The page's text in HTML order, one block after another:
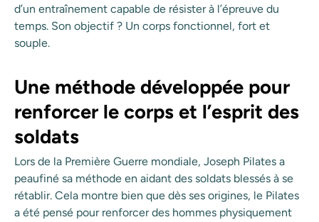
d’un entraînement capable de résister à l’épreuve du
temps. Son objectif ? Un corps fonctionnel, fort et
souple.
Une méthode développée pour
renforcer le corps et l’esprit des
soldats
Lors de la Première Guerre mondiale, Joseph Pilates a
peaufiné sa méthode en aidant des soldats blessés à se
rétablir. Cela montre bien que dès ses origines, le Pilates
a été pensé pour renforcer des hommes physiquement